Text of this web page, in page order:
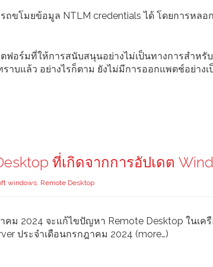
ขโมยข้อมูล NTLM credentials ได้ โดยการหลอ
อร์มที่ให้การสนับสนุนอย่างไม่เป็นทางการสำหรั
าบแล้ว อย่างไรก็ตาม ยังไม่มีการออกแพตช์อย่าง
ที่เกิดจากการอัปเดต
windows, Remote Desktop
คม 2024 จะแก้ไขปัญหา Remote Desktop ในเค
ประจำเดือนกรกฎาคม 2024 (more…)